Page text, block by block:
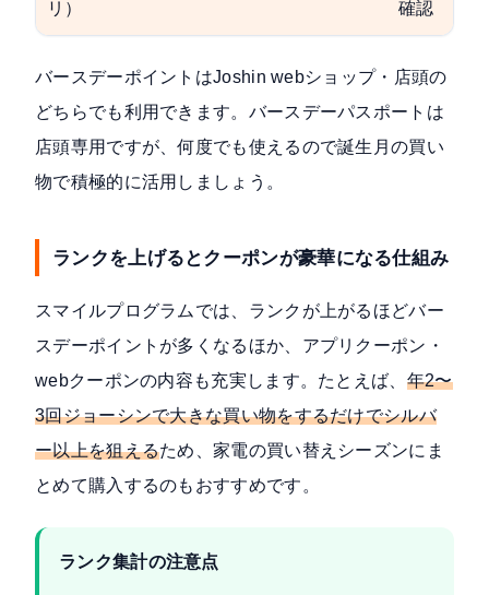
リ）
確認
バースデーポイントはJoshin webショップ・店頭の
どちらでも利用できます。バースデーパスポートは
店頭専用ですが、何度でも使えるので誕生月の買い
物で積極的に活用しましょう。
ランクを上げるとクーポンが豪華になる仕組み
スマイルプログラムでは、ランクが上がるほどバー
スデーポイントが多くなるほか、アプリクーポン・
webクーポンの内容も充実します。たとえば、 年2〜
3回ジョーシンで大きな買い物をするだけでシルバ
ー以上を狙えるため、家電の買い替えシーズンにま
とめて購入するのもおすすめです。
ランク集計の注意点